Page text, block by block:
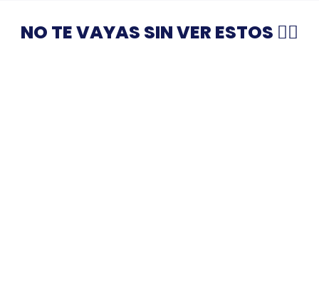
NO TE VAYAS SIN VER ESTOS 👇🏻